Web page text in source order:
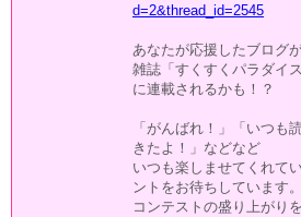
d=2&thread_id=2545
あなたが応援したブログが
雑誌「すくすくパラダイ
に連載されるかも！？
「がんばれ！」「いつも
きたよ！」などなど
いつも楽しませてくれて
ントをお待ちしています。
コンテストの盛り上がり